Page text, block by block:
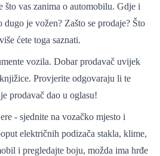
što vas zanima o automobilu. Gdje i
je vožen? Zašto se prodaje? Što
ćete toga saznati.
vozila. Dobar prodavač uvijek
Provjerite odgovaraju li te
prodavač dao u oglasu!
- sjednite na vozačko mjesto i
električnih podizača stakla, klime,
i pregledajte boju, možda ima hrđe